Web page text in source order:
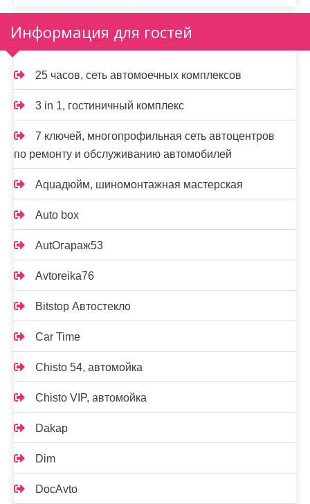
Информация для гостей
25 часов, сеть автомоечных комплексов
3 in 1, гостиничный комплекс
7 ключей, многопрофильная сеть автоцентров
по ремонту и обслуживанию автомобилей
Aquaдюйм, шиномонтажная мастерская
Auto box
AutOгараж53
Avtoreika76
Bitstop Автостекло
Car Time
Chisto 54, автомойка
Chisto VIP, автомойка
Dakap
Dim
DocAvto